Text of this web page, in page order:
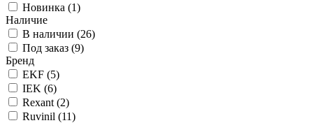
Новинка (1)
Наличие
В наличии (26)
Под заказ (9)
Бренд
EKF (5)
IEK (6)
Rexant (2)
Ruvinil (11)